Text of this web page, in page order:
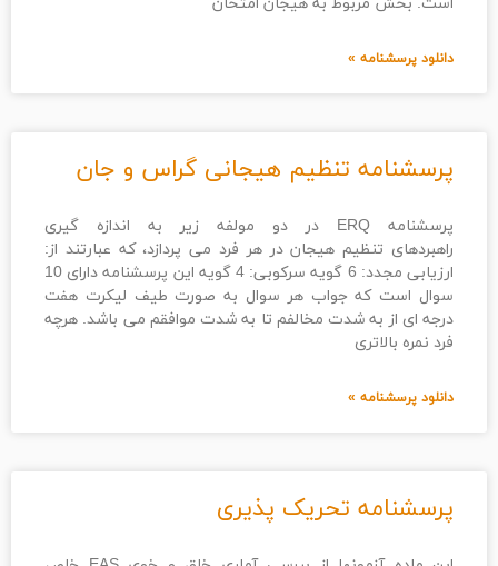
است. بخش مربوط به هیجان امتحان
دانلود پرسشنامه »
پرسشنامه تنظیم هیجانی گراس و جان
پرسشنامه ERQ در دو مولفه زیر به اندازه گیری
راهبردهای تنظیم هیجان در هر فرد می پردازد، که عبارتند از:
ارزیابی مجدد: 6 گویه سرکوبی: 4 گویه این پرسشنامه دارای 10
سوال است که جواب هر سوال به صورت طیف لیکرت هفت
درجه ای از به شدت مخالفم تا به شدت موافقم می باشد. هرچه
فرد نمره بالاتری
دانلود پرسشنامه »
پرسشنامه تحریک پذیری